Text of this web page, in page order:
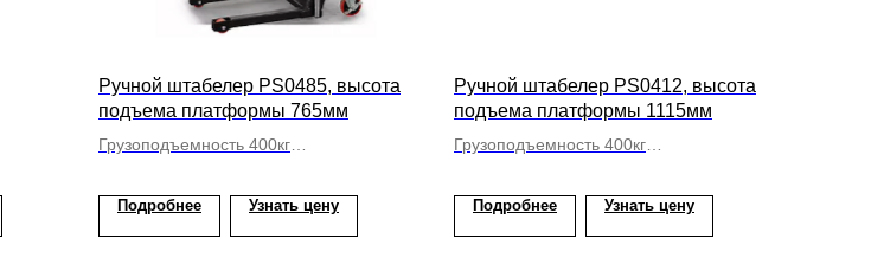
Ручной штабелер PS0485, высота
подъема платформы 765мм
Грузоподъемность 400кг
Подробнее Узнать цену
Ручной штабелер PS0412, высота
подъема платформы 1115мм
Грузоподъемность 400кг
Подробнее Узнать цену